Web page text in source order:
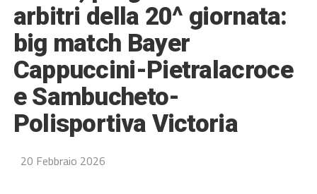
arbitri della 20^ giornata:
big match Bayer
Cappuccini-Pietralacroce
e Sambucheto-
Polisportiva Victoria
20 Febbraio 2026